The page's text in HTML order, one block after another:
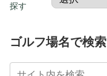
探す
ゴルフ場名で検索